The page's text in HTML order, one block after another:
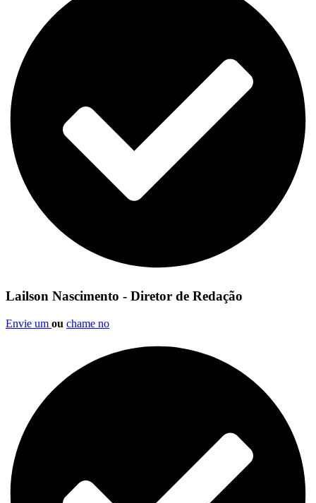
Lailson Nascimento - Diretor de Redação
Envie um ou chame no